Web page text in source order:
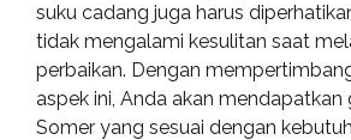
suku cadang juga harus
tidak mengalami kesulitan saat
perbaikan. Dengan
aspek ini, Anda akan
Somer yang sesuai dengan